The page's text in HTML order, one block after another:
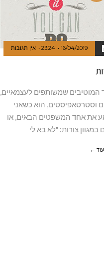
16/04/2019
23:24 אין תגובות
המוטיבים שמשותפים לעצמאיים,
וסטרטאפיסטים, הוא כשאני
את אחד המשפטים הבאים, או
במגוון צורות: "לא בא לי
←